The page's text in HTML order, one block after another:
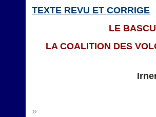
TEXTE REVU ET CORRIGE
LE
LA COALITION DES
»